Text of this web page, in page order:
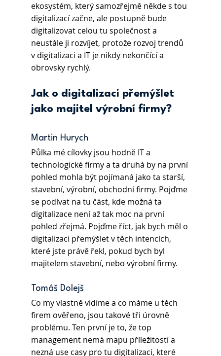
ekosystém, který samozřejmě někde s tou
digitalizací začne, ale postupně bude
digitalizovat celou tu společnost a
neustále ji rozvíjet, protože rozvoj trendů
v digitalizaci a IT je nikdy nekončící a
obrovsky rychlý.
Jak o digitalizaci přemýšlet
jako majitel výrobní firmy?
Martin Hurych
Půlka mé cílovky jsou hodně IT a
technologické firmy a ta druhá by na první
pohled mohla být pojímaná jako ta starší,
stavební, výrobní, obchodní firmy. Pojďme
se podívat na tu část, kde možná ta
digitalizace není až tak moc na první
pohled zřejmá. Pojďme říct, jak bych měl o
digitalizaci přemýšlet v těch intencích,
které jste právě řekl, pokud bych byl
majitelem stavební, nebo výrobní firmy.
Tomáš Dolejš
Co my vlastně vidíme a co máme u těch
firem ověřeno, jsou takové tři úrovně
problému. Ten první je to, že top
management nemá mapu příležitostí a
nezná use casy pro tu digitalizaci, které